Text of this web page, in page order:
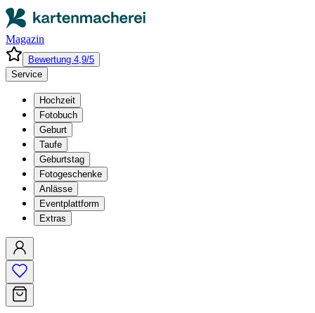
Magazin
Bewertung 4,9/5
Service
Hochzeit
Fotobuch
Geburt
Taufe
Geburtstag
Fotogeschenke
Anlässe
Eventplattform
Extras